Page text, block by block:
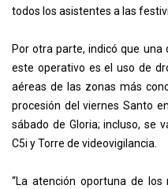
todos los asistentes a las
Por otra parte, indicó que una
este operativo es el uso de
aéreas de las zonas más
procesión del viernes Santo
sábado de Gloria; incluso, se
C5i y Torre de videovigilancia.
“La atención oportuna de